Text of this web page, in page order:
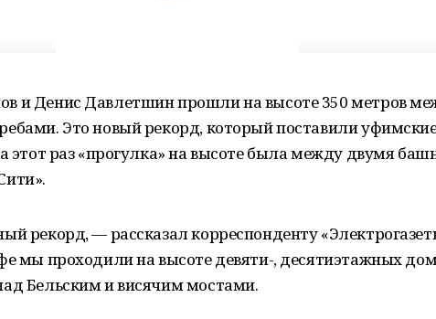
и Денис Давлетшин прошли на высоте 350 метров
Это новый рекорд, который поставили
этот раз «прогулка» на высоте была между двумя
рекорд, — рассказал корреспонденту
мы проходили на высоте девяти-, десятиэтажных
Бельским и висячим мостами.